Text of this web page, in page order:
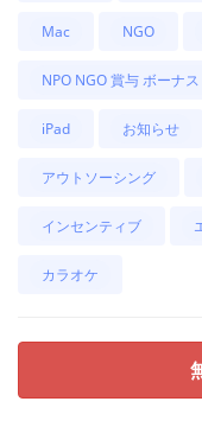
Mac NGO
NPO NGO 賞与 ボーナ
iPad お知らせ
アウトソーシング
インセンティブ
カラオケ